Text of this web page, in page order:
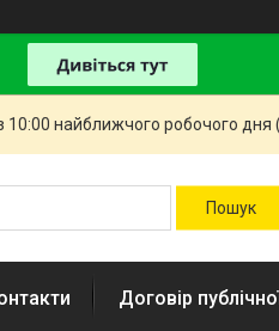
найближчого робочого дня
Договір